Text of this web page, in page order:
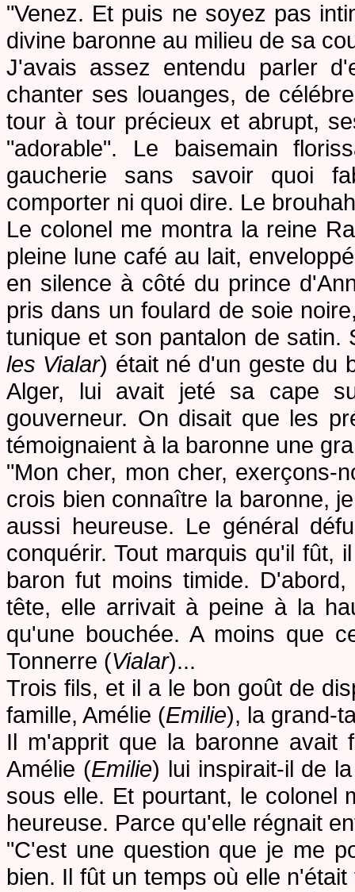
"Venez. Et puis ne soyez pas
divine baronne au milieu de sa
J'avais assez entendu parler
chanter ses louanges, de
tour à tour précieux et abrupt,
"adorable". Le baisemain
gaucherie sans savoir quoi
comporter ni quoi dire. Le
Le colonel me montra la reine
pleine lune café au lait,
en silence à côté du prince
pris dans un foulard de soie
tunique et son pantalon de satin.
les Vialar) était né d'un geste du
Alger, lui avait jeté sa cape
gouverneur. On disait que les
témoignaient à la baronne une
"Mon cher, mon cher, exerçons-
crois bien connaître la baronne,
aussi heureuse. Le général
conquérir. Tout marquis qu'il fût,
baron fut moins timide.
tête, elle arrivait à peine à la
qu'une bouchée. A moins que
Tonnerre (Vialar)...
Trois fils, etil a le bon goût de
famille, Amélie (Emilie), la grand-
Il m'apprit que la baronne avait
Amélie (Emilie) lui inspirait-il de
sous elle. Et pourtant, le colonel
heureuse. Parce qu'elle régnait
"C'est une question que je me
bien. Il fût un temps où elle